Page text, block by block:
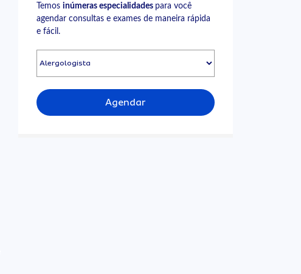
Temos inúmeras especialidades para você
agendar consultas e exames de maneira rápida
e fácil.
Agendar